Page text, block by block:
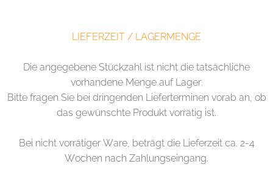
LIEFERZEIT / LAGERMENGE
Die angegebene Stückzahl ist nicht die tatsächliche
vorhandene Menge auf Lager.
Bitte fragen Sie bei dringenden Lieferterminen vorab an, ob
das gewünschte Produkt vorrätig ist.
Bei nicht vorrätiger Ware, beträgt die Lieferzeit ca. 2-4
Wochen nach Zahlungseingang.